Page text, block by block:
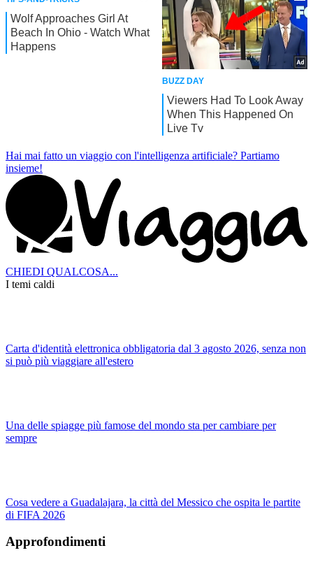
Hai mai fatto un viaggio con l'intelligenza artificiale? Partiamo
insieme!
CHIEDI QUALCOSA...
I temi caldi
Carta d'identità elettronica obbligatoria dal 3 agosto 2026, senza non
si può più viaggiare all'estero
Una delle spiagge più famose del mondo sta per cambiare per
sempre
Cosa vedere a Guadalajara, la città del Messico che ospita le partite
di FIFA 2026
Approfondimenti